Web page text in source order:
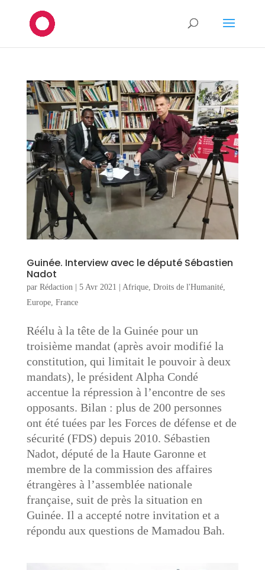
Guinée. Interview avec le député Sébastien
Nadot
par Rédaction 5 Avr 2021 Afrique, Droits de l'Humanité,
Europe, France
Réélu à la tête de la Guinée pour un
troisième mandat (après avoir modifié la
constitution, qui limitait le pouvoir à deux
mandats), le président Alpha Condé
accentue la répression à l’encontre de ses
opposants. Bilan : plus de 200 personnes
ont été tuées par les Forces de défense et de
sécurité (FDS) depuis 2010. Sébastien
Nadot, député de la Haute Garonne et
membre de la commission des affaires
étrangères à l’assemblée nationale
française, suit de près la situation en
Guinée. Il a accepté notre invitation et a
répondu aux questions de Mamadou Bah.